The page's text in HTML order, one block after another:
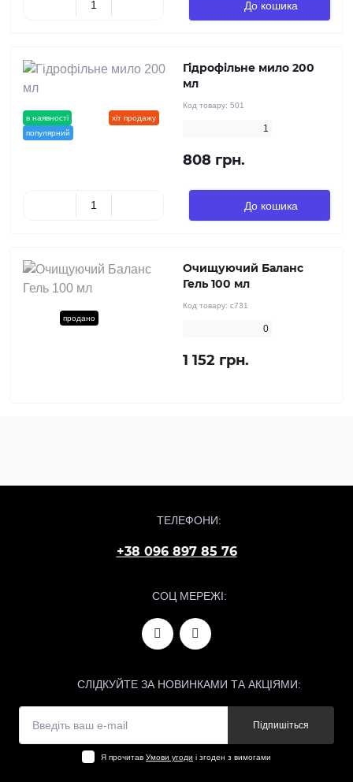
До кошика
в наявності
хіт продажу
популярний
Гідрофільне мило 200
мл
Код товару: 501
1
808 грн.
До кошика
продано
Очищуючий Баланс
Гель 100 мл
Код товару: c731
0
1 152 грн.
ТЕЛЕФОНИ:
+38 096 897 85 76
СОЦ МЕРЕЖІ:
СЛІДКУЙТЕ ЗА НОВИНКАМИ ТА АКЦІЯМИ:
Підпишіться
Я прочитав Умови угоди і згоден з вимогами